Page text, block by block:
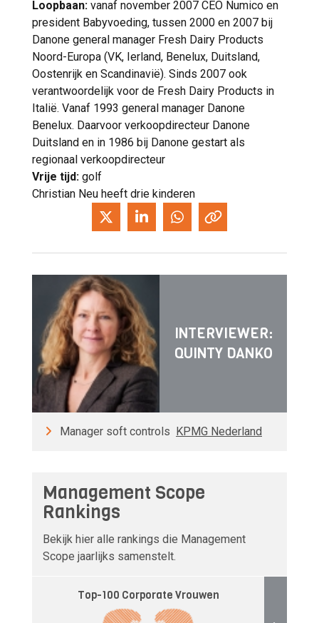
Loopbaan: vanaf november 2007 CEO Numico en
president Babyvoeding, tussen 2000 en 2007 bij
Danone general manager Fresh Dairy Products
Noord-Europa (VK, Ierland, Benelux, Duitsland,
Oostenrijk en Scandinavië). Sinds 2007 ook
verantwoordelijk voor de Fresh Dairy Products in
Italië. Vanaf 1993 general manager Danone
Benelux. Daarvoor verkoopdirecteur Danone
Duitsland en in 1986 bij Danone gestart als
regionaal verkoopdirecteur
Vrije tijd: golf
Christian Neu heeft drie kinderen
INTERVIEWER:
QUINTY DANKO
Manager soft controls KPMG Nederland
Management Scope
Rankings
Bekijk hier alle rankings die Management
Scope jaarlijks samenstelt.
Top-100 Corporate Vrouwen